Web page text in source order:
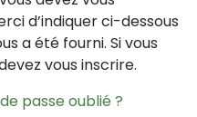
d’indiquer ci-dessous
a été fourni. Si vous
vous inscrire.
passe oublié ?